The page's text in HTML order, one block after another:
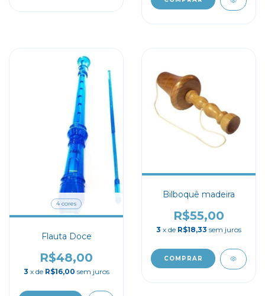
4 cores
Flauta Doce
R$48,00
3 x de R$16,00 sem juros
Bilboquê madeira
R$55,00
3 x de R$18,33 sem juros